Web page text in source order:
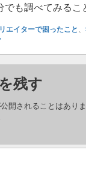
も調べてみるこ
エイターで困ったこと、
残す
開されることはありま